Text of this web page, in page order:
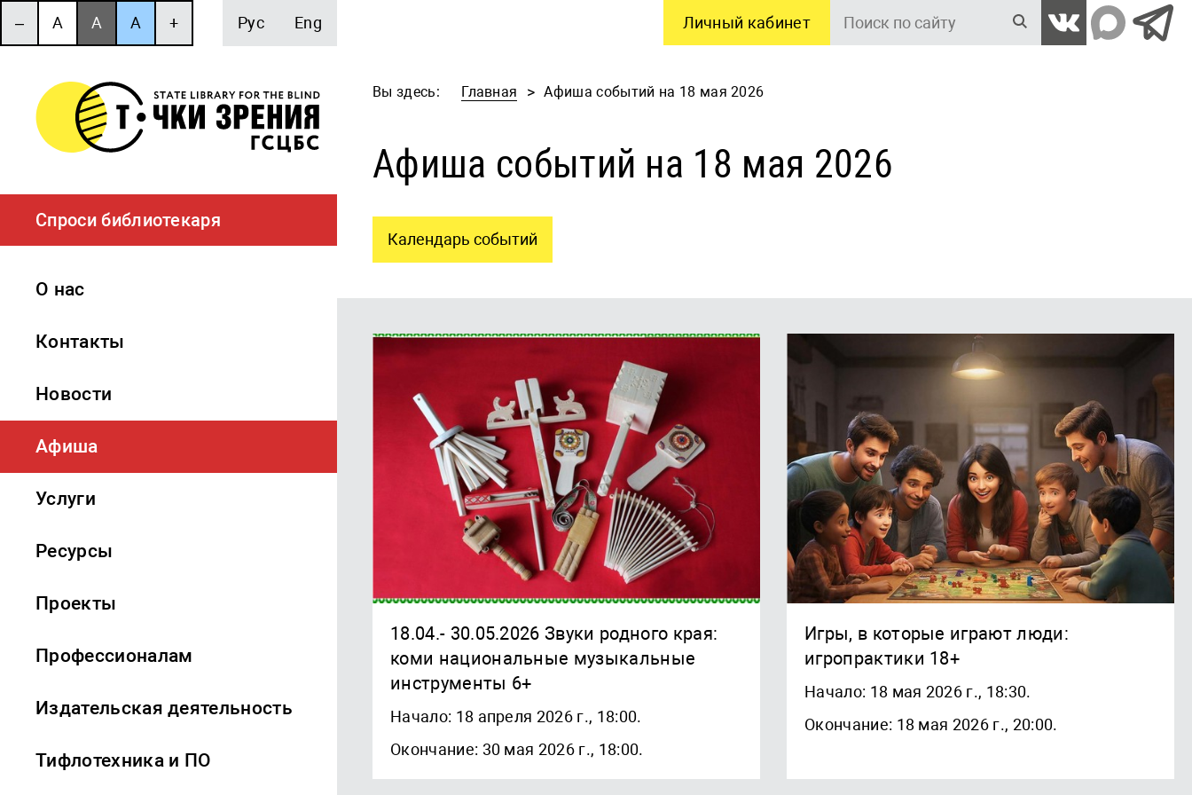
‒ A A A + Рус Eng
Спроси библиотекаря
О нас
Контакты
Новости
Афиша
Услуги
Ресурсы
Проекты
Профессионалам
Издательская деятельность
Тифлотехника и ПО
Личный кабинет
Поиск
Вы здесь: Главная Афиша событий на 18 мая 2026
Афиша событий на 18 мая 2026
Календарь событий
18.04.- 30.05.2026 Звуки родного края:
коми национальные музыкальные
инструменты 6+
Начало: 18 апреля 2026 г., 18:00.
Окончание: 30 мая 2026 г., 18:00.
Игры, в которые играют люди:
игропрактики 18+
Начало: 18 мая 2026 г., 18:30.
Окончание: 18 мая 2026 г., 20:00.